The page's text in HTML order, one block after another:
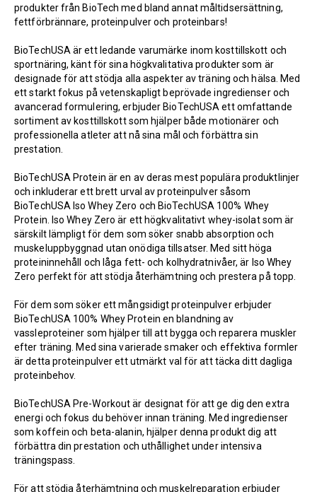
produkter från BioTech med bland annat måltidsersättning,
fettförbrännare, proteinpulver och proteinbars!
BioTechUSA är ett ledande varumärke inom kosttillskott och
sportnäring, känt för sina högkvalitativa produkter som är
designade för att stödja alla aspekter av träning och hälsa. Med
ett starkt fokus på vetenskapligt beprövade ingredienser och
avancerad formulering, erbjuder BioTechUSA ett omfattande
sortiment av kosttillskott som hjälper både motionärer och
professionella atleter att nå sina mål och förbättra sin
prestation.
BioTechUSA Protein är en av deras mest populära produktlinjer
och inkluderar ett brett urval av proteinpulver såsom
BioTechUSA Iso Whey Zero och BioTechUSA 100% Whey
Protein . Iso Whey Zero är ett högkvalitativt whey-isolat som är
särskilt lämpligt för dem som söker snabb absorption och
muskeluppbyggnad utan onödiga tillsatser. Med sitt höga
proteininnehåll och låga fett- och kolhydratnivåer, är Iso Whey
Zero perfekt för att stödja återhämtning och prestera på topp.
För dem som söker ett mångsidigt proteinpulver erbjuder
BioTechUSA 100% Whey Protein en blandning av
vassleproteiner som hjälper till att bygga och reparera muskler
efter träning. Med sina varierade smaker och effektiva formler
är detta proteinpulver ett utmärkt val för att täcka ditt dagliga
proteinbehov.
BioTechUSA Pre-Workoutär designat för att ge dig den extra
energi och fokus du behöver innan träning. Med ingredienser
som koffein och beta-alanin, hjälper denna produkt dig att
förbättra din prestation och uthållighet under intensiva
träningspass.
För att stödja återhämtning och muskelreparation erbjuder